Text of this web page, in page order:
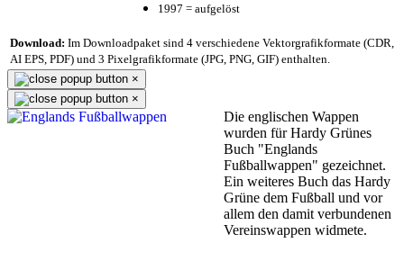
1997 = aufgelöst
Download: Im Downloadpaket sind 4 verschiedene Vektorgrafikformate (CDR,
AI EPS, PDF) und 3 Pixelgrafikformate (JPG, PNG, GIF) enthalten.
×
×
Die englischen Wappen
wurden für Hardy Grünes
Buch "Englands
Fußballwappen" gezeichnet.
Ein weiteres Buch das Hardy
Grüne dem Fußball und vor
allem den damit verbundenen
Vereinswappen widmete.